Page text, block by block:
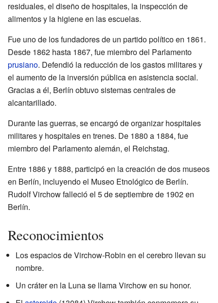
residuales, el diseño de hospitales, la inspección de
alimentos y la higiene en las escuelas.
Fue uno de los fundadores de un partido político en 1861.
Desde 1862 hasta 1867, fue miembro del Parlamento
prusiano. Defendió la reducción de los gastos militares y
el aumento de la inversión pública en asistencia social.
Gracias a él, Berlín obtuvo sistemas centrales de
alcantarillado.
Durante las guerras, se encargó de organizar hospitales
militares y hospitales en trenes. De 1880 a 1884, fue
miembro del Parlamento alemán, el Reichstag.
Entre 1886 y 1888, participó en la creación de dos museos
en Berlín, incluyendo el Museo Etnológico de Berlín.
Rudolf Virchow falleció el 5 de septiembre de 1902 en
Berlín.
Reconocimientos
Los espacios de Virchow-Robin en el cerebro llevan su
nombre.
Un cráter en la Luna se llama Virchow en su honor.